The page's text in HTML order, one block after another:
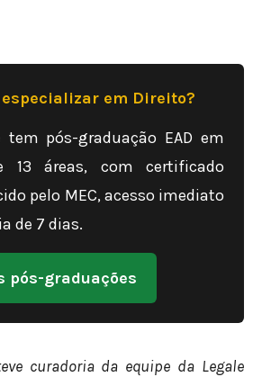
especializar em Direito?
tem pós-graduação EAD em
13 áreas, com certificado
pelo MEC, acesso imediato
de 7 dias.
pós-graduações
curadoria da equipe da Legale